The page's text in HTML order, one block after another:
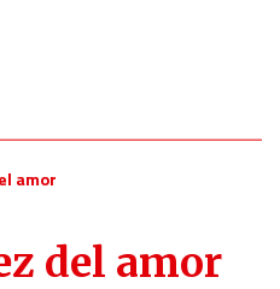
amor
del amor